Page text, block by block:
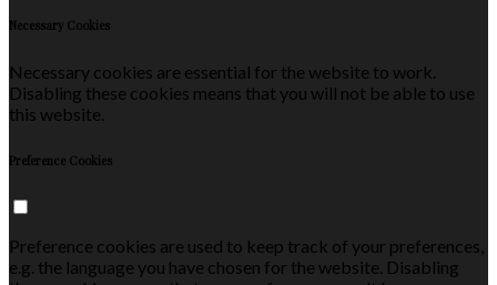
Necessary Cookies
Necessary cookies are essential for the website to work.
Disabling these cookies means that you will not be able to use
this website.
Preference Cookies
Preference cookies are used to keep track of your preferences,
e.g. the language you have chosen for the website. Disabling